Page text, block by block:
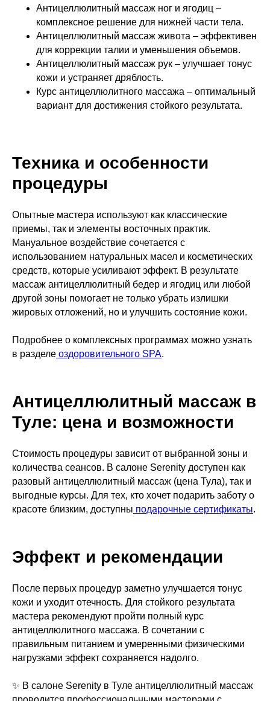
Антицеллюлитный массаж ног и ягодиц –
комплексное решение для нижней части тела.
Антицеллюлитный массаж живота – эффективен
для коррекции талии и уменьшения объемов.
Антицеллюлитный массаж рук – улучшает тонус
кожи и устраняет дряблость.
Курс антицеллюлитного массажа – оптимальный
вариант для достижения стойкого результата.
Техника и особенности
процедуры
Опытные мастера используют как классические
приемы, так и элементы восточных практик.
Мануальное воздействие сочетается с
использованием натуральных масел и косметических
средств, которые усиливают эффект. В результате
массаж антицеллюлитный бедер и ягодиц или любой
другой зоны помогает не только убрать излишки
жировых отложений, но и улучшить состояние кожи.
Подробнее о комплексных программах можно узнать
в разделе оздоровительного SPA.
Антицеллюлитный массаж в
Туле: цена и возможности
Стоимость процедуры зависит от выбранной зоны и
количества сеансов. В салоне Serenity доступен как
разовый антицеллюлитный массаж (цена Тула), так и
выгодные курсы. Для тех, кто хочет подарить заботу о
красоте близким, доступны подарочные сертификаты.
Эффект и рекомендации
После первых процедур заметно улучшается тонус
кожи и уходит отечность. Для стойкого результата
мастера рекомендуют пройти полный курс
антицеллюлитного массажа. В сочетании с
правильным питанием и умеренными физическими
нагрузками эффект сохраняется надолго.
✨ В салоне Serenity в Туле антицеллюлитный массаж